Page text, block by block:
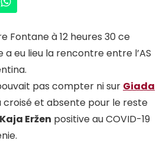
Fontane à 12 heures 30 ce
eu lieu la rencontre entre l’AS
pas compter ni sur Giada
croisé et absente pour le reste
Kaja Eržen positive au COVID-19